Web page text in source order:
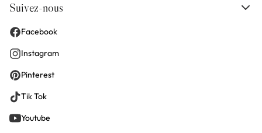
Suivez-nous
Facebook
Instagram
Pinterest
Tik Tok
Youtube